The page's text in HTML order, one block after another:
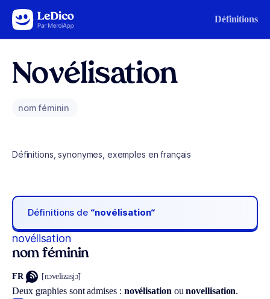
Aller au contenu Définitions
Novélisation
nom féminin
Définitions, synonymes, exemples en français
Définitions de “novélisation“
novélisation
nom féminin
FR [nɔvelizasjɔ̃]
Deux graphies sont admises : novélisation ounovellisation.